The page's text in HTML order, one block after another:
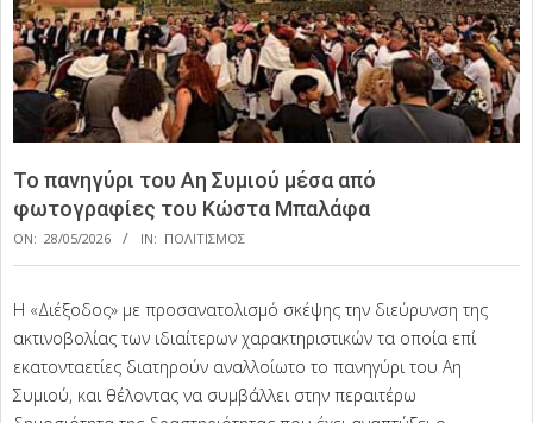
Το πανηγύρι του Αη Συμιού μέσα από
φωτογραφίες του Κώστα Μπαλάφα
ON: 28/05/2026 IN: ΠΟΛΙΤΙΣΜΟΣ
Η «Διέξοδος» με προσανατολισμό σκέψης την διεύρυνση της
ακτινοβολίας των ιδιαίτερων χαρακτηριστικών τα οποία επί
εκατονταετίες διατηρούν αναλλοίωτο το πανηγύρι του Αη
Συμιού, και θέλοντας να συμβάλλει στην περαιτέρω